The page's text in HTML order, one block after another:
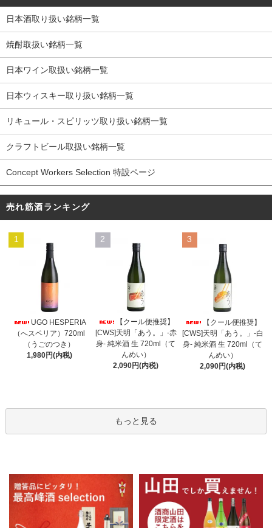
日本酒取り扱い銘柄一覧
焼酎取扱い銘柄一覧
日本ワイン取扱い銘柄一覧
日本ウィスキー取り扱い銘柄一覧
リキュール・スピリッツ取り扱い銘柄一覧
クラフトビール取扱い銘柄一覧
Concept Workers Selection 特設ページ
売れ筋酒ランキング
1
UGO HESPERIA
（へスペリア）720ml
（うごのつき）
1,980円(内税)
2
【クール便推奨】
[CWS]天明「あう。」-赤
身- 純米酒 生 720ml（て
んめい）
2,090円(内税)
3
【クール便推奨】
[CWS]天明「あう。」-白
身- 純米酒 生 720ml（て
んめい）
2,090円(内税)
もっと見る